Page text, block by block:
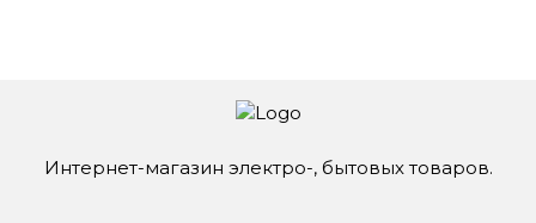
Интернет-магазин электро-, бытовых товаров.